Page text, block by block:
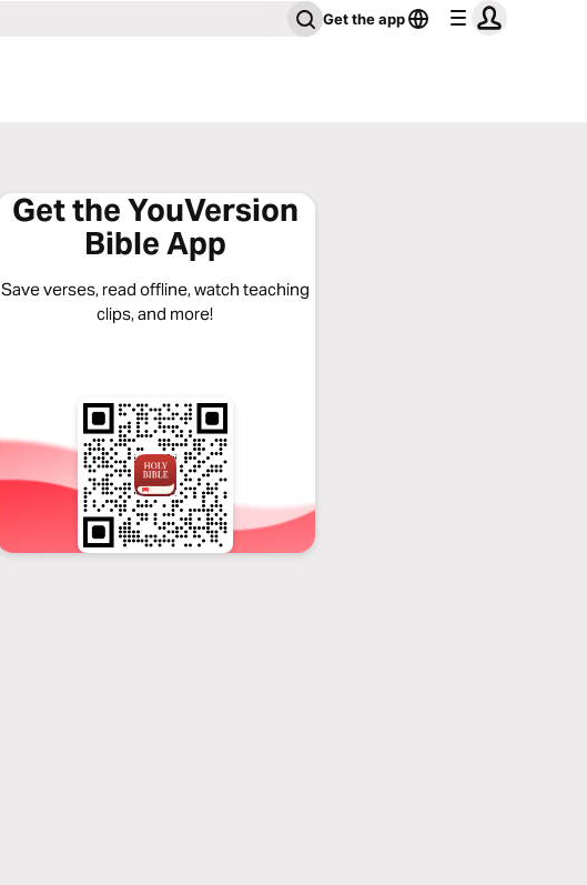
Get the app
Get the YouVersion
Bible App
Save verses, read offline, watch teaching
clips, and more!